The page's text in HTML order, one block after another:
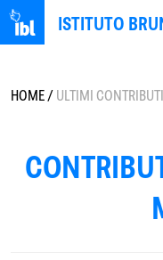
ISTITUTO
HOME/ULTIMI CONTRIBUTI